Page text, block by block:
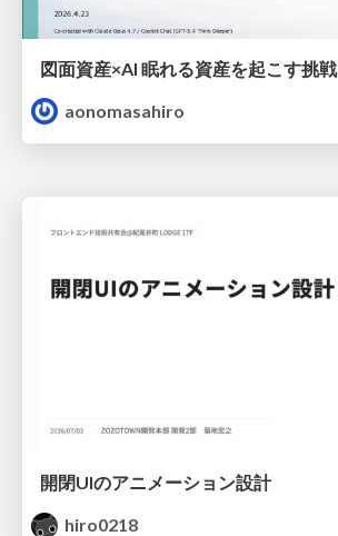
図面資産×AI 眠れる資産を起こす挑戦
aonomasahiro
開閉UIのアニメーション設計
hiro0218